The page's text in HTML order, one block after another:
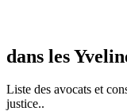
dans les
Liste des avocats et
justice..